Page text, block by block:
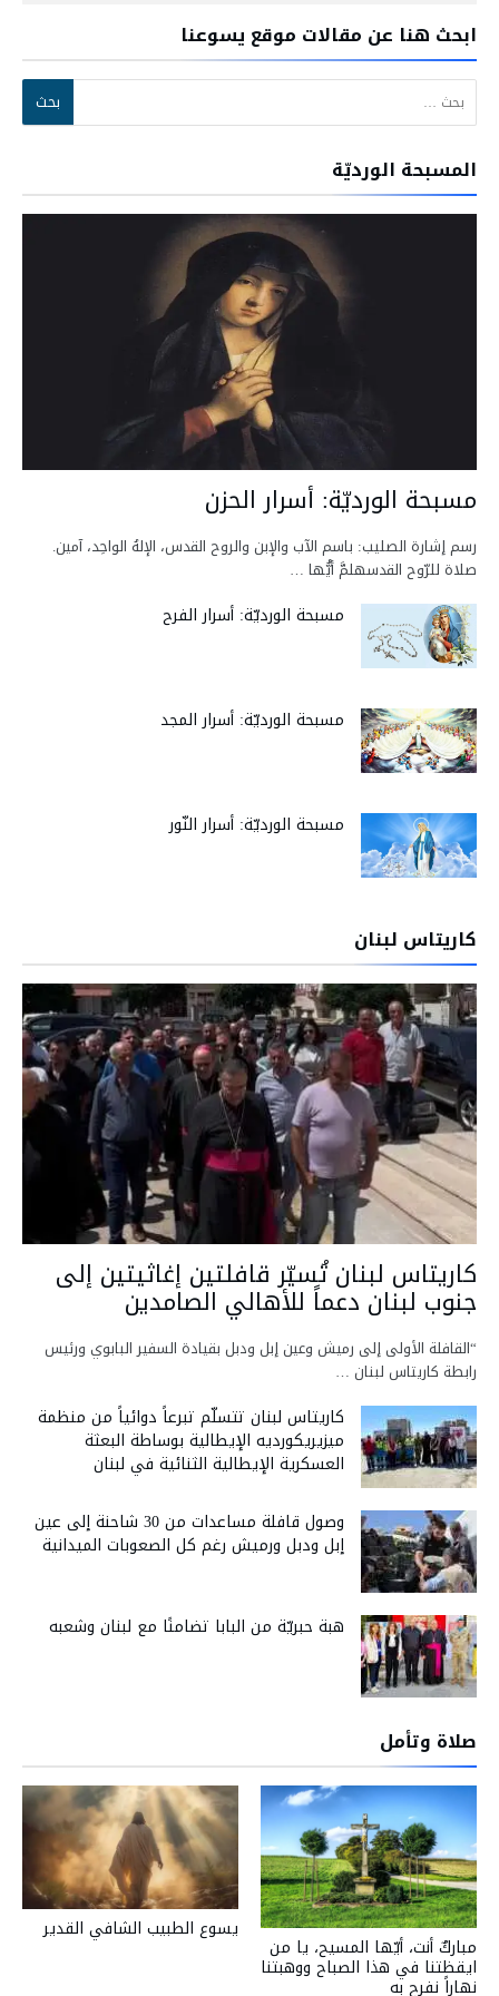
ابحث هنا عن مقالات موقع يسوعنا
البحث عن:
المسبحة الورديّة
مسبحة الورديّة: أسرار الحزن
رسم إشارة الصليب: باسم الآب والإبن والروح القدس، الإلهُ الواحِد، آمين.
صلاة للرّوح القدسهلمَّ أيُّها …
مسبحة الورديّة: أسرار الفرح
مسبحة الورديّة: أسرار المجد
مسبحة الورديّة: أسرار النّور
كاريتاس لبنان
كاريتاس لبنان تُسيّر قافلتين إغاثيتين إلى
جنوب لبنان دعماً للأهالي الصامدين
“القافلة الأولى إلى رميش وعين إبل ودبل بقيادة السفير البابوي ورئيس
رابطة كاريتاس لبنان …
كاريتاس لبنان تتسلّم تبرعاً دوائياً من منظمة
ميزيريكورديه الإيطالية بوساطة البعثة
العسكرية الإيطالية الثنائية في لبنان
وصول قافلة مساعدات من 30 شاحنة إلى عين
إبل ودبل ورميش رغم كل الصعوبات الميدانية
هبة حبريّة من البابا تضامنًا مع لبنان وشعبه
صلاة وتأمل
يسوع الطبيب الشافي القدير
مباركٌ أنت، أيّها المسيح، يا من
ايقظتنا في هذا الصباح ووهبتنا
نهاراً نفرح به